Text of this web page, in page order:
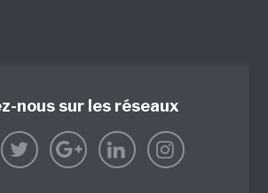
nous sur les réseaux